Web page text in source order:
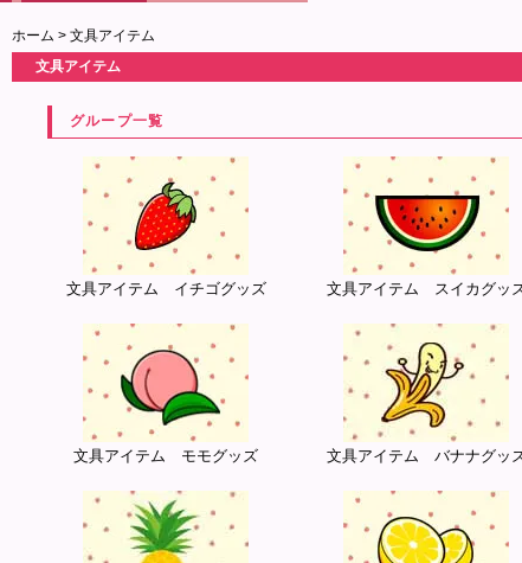
ホーム > 文具アイテム
文具アイテム
グループ一覧
文具アイテム イチゴグッズ 文具アイテム スイカグッ
文具アイテム モモグッズ 文具アイテム バナナグッ